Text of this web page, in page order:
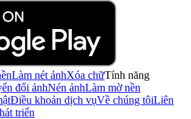
Làm nét ảnhXóa chữTính năng
đổi ảnhNén ảnhLàm mờ nền
Điều khoản dịch vụVề chúng tôiLiên
triển